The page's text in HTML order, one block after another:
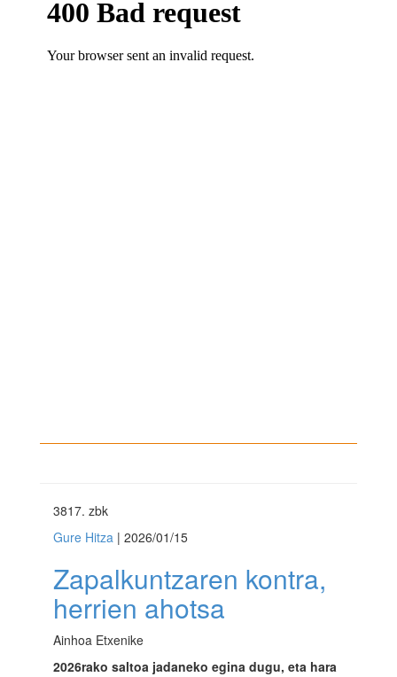
3817. zbk
Gure Hitza | 2026/01/15
Zapalkuntzaren kontra,
herrien ahotsa
Ainhoa Etxenike
2026rako saltoa jadaneko egina dugu, eta hara